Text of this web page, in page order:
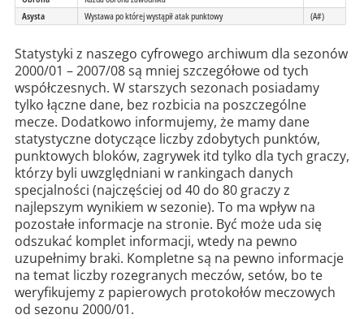
Asysta
Wystawa po której wystąpił atak punktowy (A#)
Statystyki z naszego cyfrowego archiwum dla sezonów
2000/01 – 2007/08 są mniej szczegółowe od tych
współczesnych. W starszych sezonach posiadamy
tylko łączne dane, bez rozbicia na poszczególne
mecze. Dodatkowo informujemy, że mamy dane
statystyczne dotyczące liczby zdobytych punktów,
punktowych bloków, zagrywek itd tylko dla tych graczy,
którzy byli uwzględniani w rankingach danych
specjalności (najczęściej od 40 do 80 graczy z
najlepszym wynikiem w sezonie). To ma wpływ na
pozostałe informacje na stronie. Być może uda się
odszukać komplet informacji, wtedy na pewno
uzupełnimy braki. Kompletne są na pewno informacje
na temat liczby rozegranych meczów, setów, bo te
weryfikujemy z papierowych protokołów meczowych
od sezonu 2000/01.